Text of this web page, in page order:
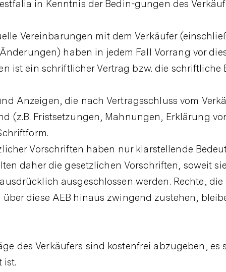
in Kenntnis der Bedin-gungen des
Vereinbarungen mit dem Verkäufer
haben in jedem Fall Vorrang vor
ist ein schriftlicher Vertrag bzw. die schriftliche
Anzeigen, die nach Vertragsschluss vom
(z.B. Fristsetzungen, Mahnungen, Erklärung
Vorschriften haben nur klarstellende
daher die gesetzlichen Vorschriften, soweit
ausgeschlossen werden. Rechte, die
diese AEB hinaus zwingend zustehen,
des Verkäufers sind kostenfrei abzugeben, es
ist.